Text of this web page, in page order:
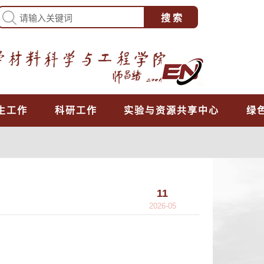
工作 科研工作 实验与资源共享中心 绿
11
2026-05